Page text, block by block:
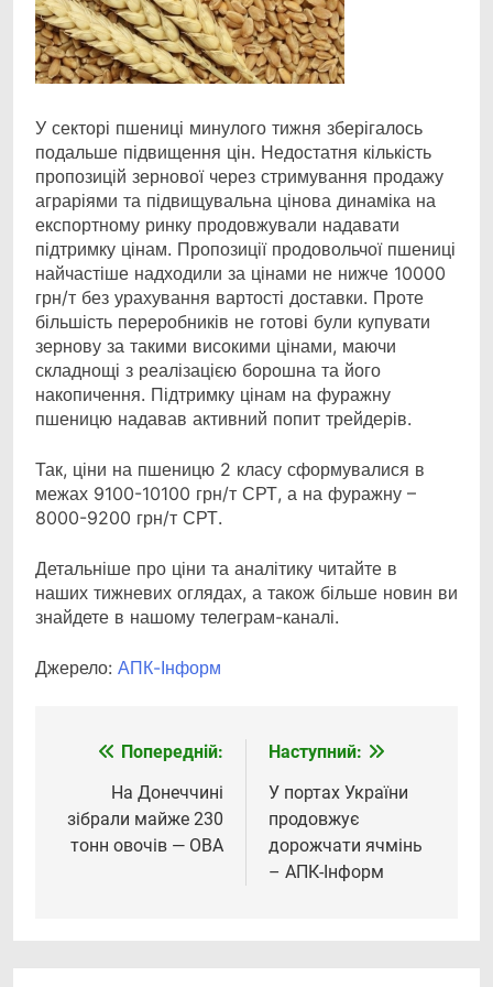
У секторі пшениці минулого тижня зберігалось
подальше підвищення цін. Недостатня кількість
пропозицій зернової через стримування продажу
аграріями та підвищувальна цінова динаміка на
експортному ринку продовжували надавати
підтримку цінам. Пропозиції продовольчої пшениці
найчастіше надходили за цінами не нижче 10000
грн/т без урахування вартості доставки. Проте
більшість переробників не готові були купувати
зернову за такими високими цінами, маючи
складнощі з реалізацією борошна та його
накопичення. Підтримку цінам на фуражну
пшеницю надавав активний попит трейдерів.
Так, ціни на пшеницю 2 класу сформувалися в
межах 9100-10100 грн/т СРТ, а на фуражну –
8000-9200 грн/т СРТ.
Детальніше про ціни та аналітику читайте в
наших тижневих оглядах, а також більше новин ви
знайдете в нашому телеграм-каналі.
Джерело: АПК-Інформ
Навігація
записів
Попередній:
На Донеччині
зібрали майже 230
тонн овочів — ОВА
Наступний:
У портах України
продовжує
дорожчати ячмінь
– АПК-Інформ